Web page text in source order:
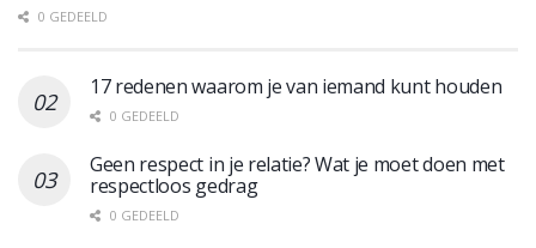
0 GEDEELD
17 redenen waarom je van iemand kunt houden
0 GEDEELD
Geen respect in je relatie? Wat je moet doen met
respectloos gedrag
0 GEDEELD